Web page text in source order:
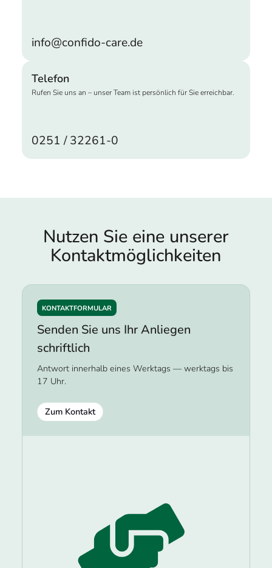
info@confido-care.de
Telefon
Rufen Sie uns an – unser Team ist persönlich für Sie erreichbar.
0251 / 32261-0
Nutzen Sie eine unserer
Kontakt­möglichkeiten
KONTAKTFORMULAR
Senden Sie uns Ihr Anliegen
schriftlich
Antwort innerhalb eines Werktags — werktags bis
17 Uhr.
Zum Kontakt